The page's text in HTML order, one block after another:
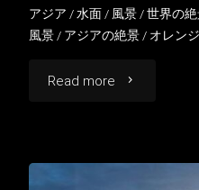
アジア /水面/ 風景/世界の
風景/ アジアの絶景/ オレン
Read more "夕